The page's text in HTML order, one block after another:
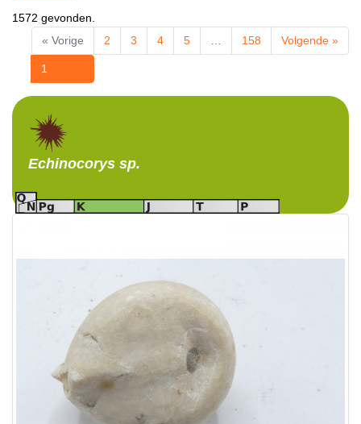
1572 gevonden.
« Vorige
1
2 3 4 5 158 Volgende »
Echinocorys sp.